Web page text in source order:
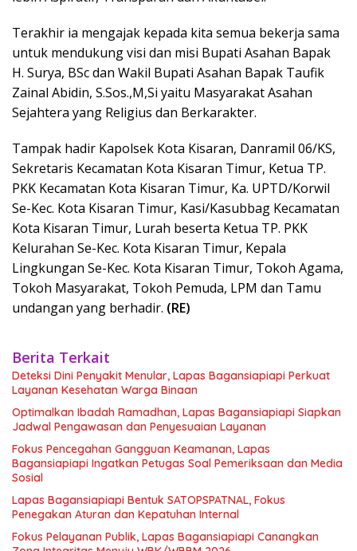
Terakhir ia mengajak kepada kita semua bekerja sama
untuk mendukung visi dan misi Bupati Asahan Bapak
H. Surya, BSc dan Wakil Bupati Asahan Bapak Taufik
Zainal Abidin, S.Sos.,M,Si yaitu Masyarakat Asahan
Sejahtera yang Religius dan Berkarakter.
Tampak hadir Kapolsek Kota Kisaran, Danramil 06/KS,
Sekretaris Kecamatan Kota Kisaran Timur, Ketua TP.
PKK Kecamatan Kota Kisaran Timur, Ka. UPTD/Korwil
Se-Kec. Kota Kisaran Timur, Kasi/Kasubbag Kecamatan
Kota Kisaran Timur, Lurah beserta Ketua TP. PKK
Kelurahan Se-Kec. Kota Kisaran Timur, Kepala
Lingkungan Se-Kec. Kota Kisaran Timur, Tokoh Agama,
Tokoh Masyarakat, Tokoh Pemuda, LPM dan Tamu
undangan yang berhadir. (RE)
Berita Terkait
Deteksi Dini Penyakit Menular, Lapas Bagansiapiapi Perkuat
Layanan Kesehatan Warga Binaan
Optimalkan Ibadah Ramadhan, Lapas Bagansiapiapi Siapkan
Jadwal Pengawasan dan Penyesuaian Layanan
Fokus Pencegahan Gangguan Keamanan, Lapas
Bagansiapiapi Ingatkan Petugas Soal Pemeriksaan dan Media
Sosial
Lapas Bagansiapiapi Bentuk SATOPSPATNAL, Fokus
Penegakan Aturan dan Kepatuhan Internal
Fokus Pelayanan Publik, Lapas Bagansiapiapi Canangkan